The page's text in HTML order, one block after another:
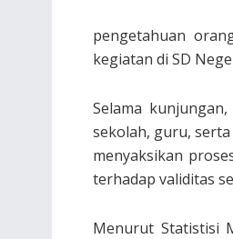
pengetahuan
kegiatan di SD
Selama
sekolah, guru,
menyaksikan
terhadap validitas
Menurut Statistisi